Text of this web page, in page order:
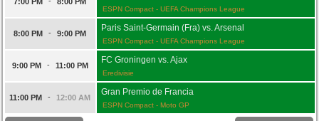
ESPN Compact - UEFA Champions League
8:00 PM - 9:00 PM
Paris Saint-Germain (Fra) vs. Arsenal
ESPN Compact - UEFA Champions League
9:00 PM - 11:00 PM
FC Groningen vs. Ajax
Eredivisie
11:00 PM - 12:00 AM
Gran Premio de Francia
ESPN Compact - Moto GP